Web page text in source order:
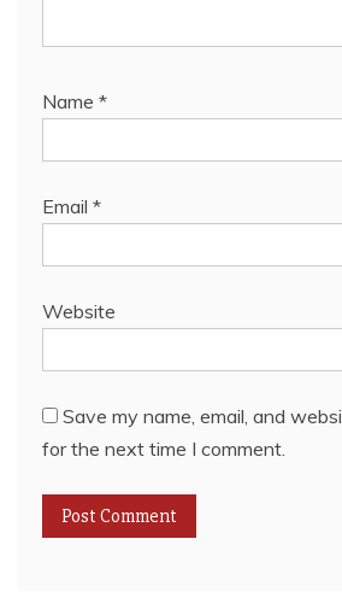
Name *
Email *
Website
Save my name, email, and
for the next time I comment.